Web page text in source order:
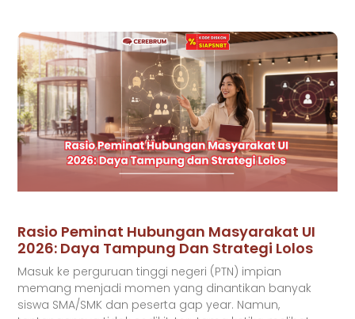
Rasio Peminat Hubungan Masyarakat UI
2026: Daya Tampung Dan Strategi Lolos
Masuk ke perguruan tinggi negeri (PTN) impian
memang menjadi momen yang dinantikan banyak
siswa SMA/SMK dan peserta gap year. Namun,